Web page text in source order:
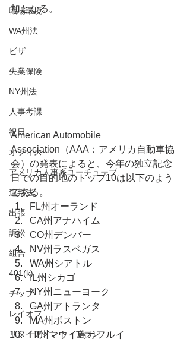
職場環境
WA州法
ビザ
失業保険
NY州法
人事考課
祝日
オフィス
アメリカ人事系ユーチューブ
連邦法
出張
訴訟
組合
401(k)
チップ
レイオフ
リタイアメント・プラン
加となる。
American Automobile
Association（AAA：アメリカ自動車協
会）の発表によると、今年の独立記念
日での目的地のトップ10は以下のよう
である。
FL州オーランド
CA州アナハイム
CO州デンバー
NV州ラスベガス
WA州シアトル
IL州シカゴ
NY州ニューヨーク
GA州アトランタ
MA州ボストン
HI州マウイ島カフルイ